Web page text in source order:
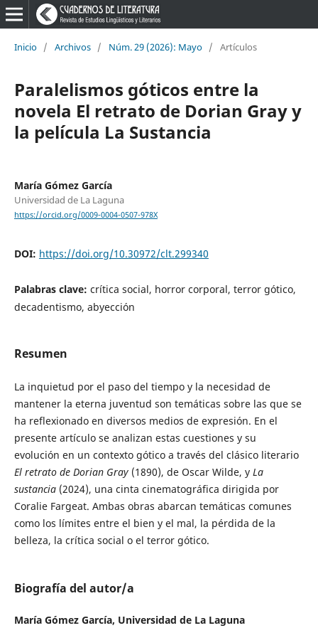
Inicio / Archivos / Núm. 29 (2026): Mayo / Artículos
Paralelismos góticos entre la
novela El retrato de Dorian Gray y
la película La Sustancia
María Gómez García
Universidad de La Laguna
https://orcid.org/0009-0004-0507-978X
DOI: https://doi.org/10.30972/clt.299340
Palabras clave: crítica social, horror corporal, terror gótico,
decadentismo, abyección
Resumen
La inquietud por el paso del tiempo y la necesidad de
mantener la eterna juventud son temáticas sobre las que se
ha reflexionado en diversos medios de expresión. En el
presente artículo se analizan estas cuestiones y su
evolución en un contexto gótico a través del clásico literario
El retrato de Dorian Gray(1890), de Oscar Wilde, y La
sustancia(2024), una cinta cinematográfica dirigida por
Coralie Fargeat. Ambas obras abarcan temáticas comunes
como los límites entre el bien y el mal, la pérdida de la
belleza, la crítica social o el terror gótico.
Biografía del autor/a
María Gómez García, Universidad de La Laguna